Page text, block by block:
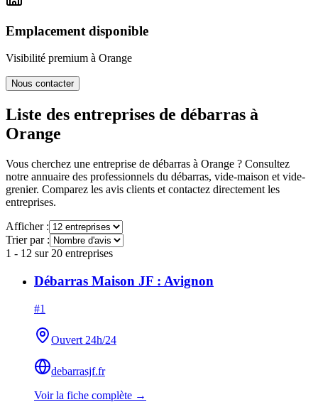
Emplacement disponible
Visibilité premium à Orange
Nous contacter
Liste des entreprises de débarras à
Orange
Vous cherchez une entreprise de débarras à Orange ? Consultez
notre annuaire des professionnels du débarras, vide-maison et vide-
grenier. Comparez les avis clients et contactez directement les
entreprises.
Afficher :
Trier par :
1 - 12 sur 20 entreprises
Débarras Maison JF : Avignon
#1
Ouvert 24h/24
debarrasjf.fr
Voir la fiche complète →